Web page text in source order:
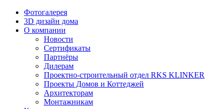
Фотогалерея
3D дизайн дома
О компании
Новости
Сертификаты
Партнёры
Дилерам
Проектно-строительный отдел RKS KLINKER
Проекты Домов и Коттеджей
Архитекторам
Монтажникам